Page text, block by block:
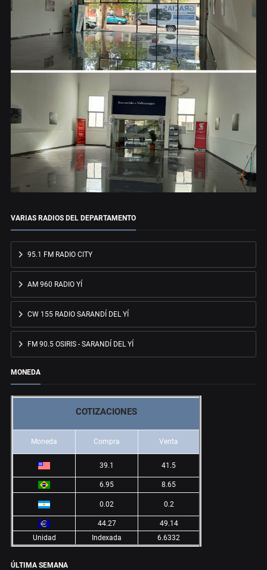
VARIAS RADIOS DEL DEPARTAMENTO
95.1 FM RADIO CITY
AM 960 RADIO YÍ
CW 155 RADIO SARANDÍ DEL YÍ
FM 90.5 OSIRIS - SARANDÍ DEL YÍ
MONEDA
COTIZACIONES
Moneda Compra Venta
39.1 41.5
6.95 8.65
0.02 0.2
44.27
49.14
Unidad
Indexada 6.6332
ÚLTIMA SEMANA